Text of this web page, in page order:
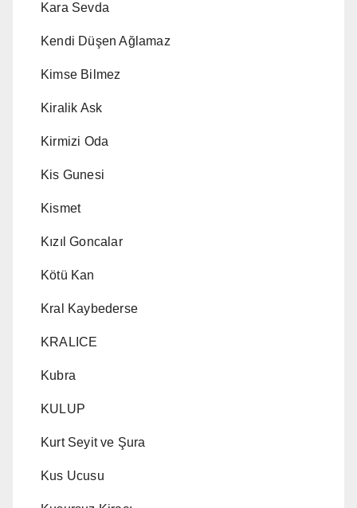
Kara Sevda
Kendi Düşen Ağlamaz
Kimse Bilmez
Kiralik Ask
Kirmizi Oda
Kis Gunesi
Kismet
Kızıl Goncalar
Kötü Kan
Kral Kaybederse
KRALICE
Kubra
KULUP
Kurt Seyit ve Şura
Kus Ucusu